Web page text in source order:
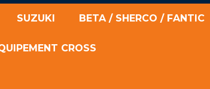
SUZUKI BETA / SHERCO / FANTIC
CROSS